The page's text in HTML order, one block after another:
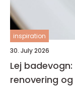
inspiration
30. July 2026
Lej
renovering